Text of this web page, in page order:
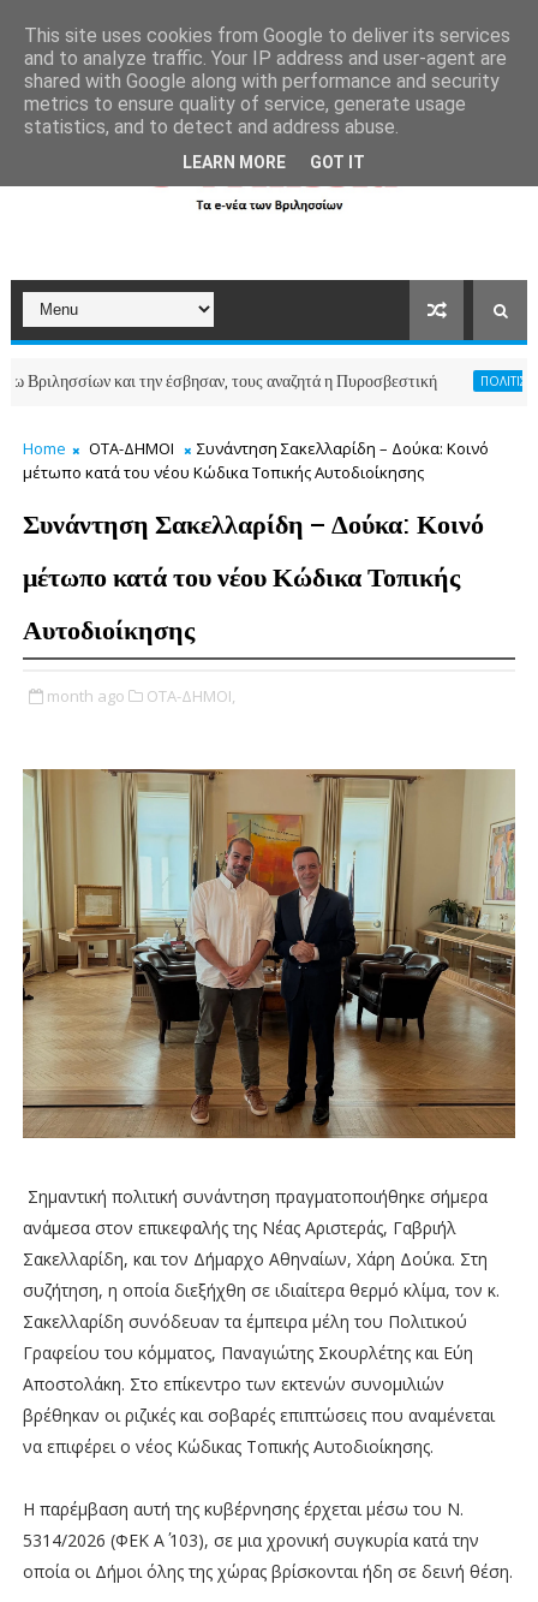
και την έσβησαν, τους αναζητά η Πυροσβεστική ΠΟΛΙΤΙΣΜΟΣ-
Home ΟΤΑ-ΔΗΜΟΙ
Συνάντηση Σακελλαρίδη – Δούκα: Κοινό
μέτωπο κατά του νέου Κώδικα Τοπικής Αυτοδιοίκησης
Συνάντηση Σακελλαρίδη – Δούκα: Κοινό
μέτωπο κατά του νέου Κώδικα Τοπικής
Αυτοδιοίκησης
month ago ΟΤΑ-ΔΗΜΟΙ,
Σημαντική πολιτική συνάντηση πραγματοποιήθηκε σήμερα
ανάμεσα στον επικεφαλής της Νέας Αριστεράς, Γαβριήλ
Σακελλαρίδη, και τον Δήμαρχο Αθηναίων, Χάρη Δούκα. Στη
συζήτηση, η οποία διεξήχθη σε ιδιαίτερα θερμό κλίμα, τον κ.
Σακελλαρίδη συνόδευαν τα έμπειρα μέλη του Πολιτικού
Γραφείου του κόμματος, Παναγιώτης Σκουρλέτης και Εύη
Αποστολάκη. Στο επίκεντρο των εκτενών συνομιλιών
βρέθηκαν οι ριζικές και σοβαρές επιπτώσεις που αναμένεται
να επιφέρει ο νέος Κώδικας Τοπικής Αυτοδιοίκησης.
Η παρέμβαση αυτή της κυβέρνησης έρχεται μέσω του Ν.
5314/2026 (ΦΕΚ Α΄ 103), σε μια χρονική συγκυρία κατά την
οποία οι Δήμοι όλης της χώρας βρίσκονται ήδη σε δεινή θέση.
This site uses cookies from Google to deliver its services
and to analyze traffic. Your IP address and user-agent are
shared with Google along with performance and security
metrics to ensure quality of service, generate usage
statistics, and to detect and address abuse.
LEARN MORE GOT IT